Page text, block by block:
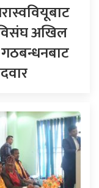
अखिल
गठबन्धनबाट